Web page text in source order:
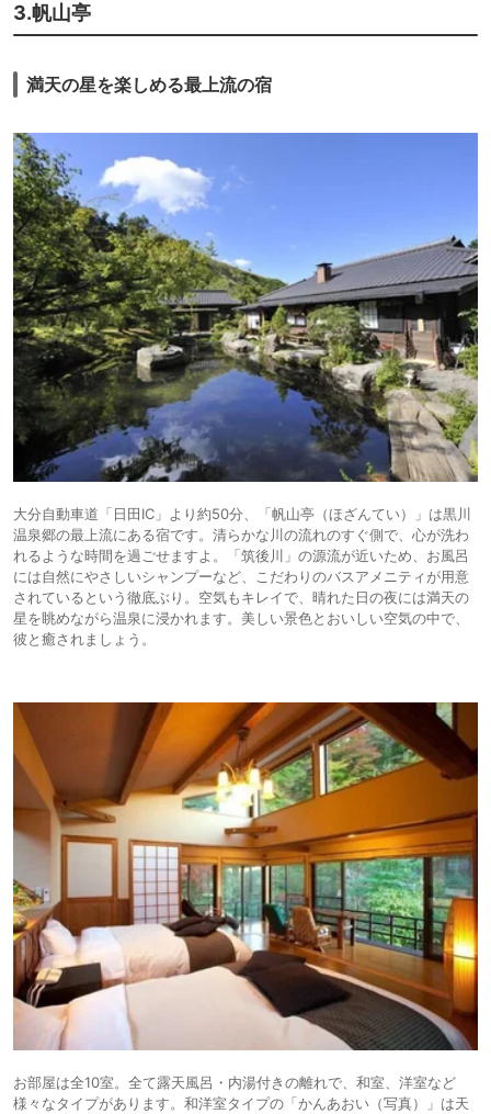
3.帆山亭
満天の星を楽しめる最上流の宿
大分自動車道「日田IC」より約50分、「帆山亭（ほざんてい）」は黒川
温泉郷の最上流にある宿です。清らかな川の流れのすぐ側で、心が洗わ
れるような時間を過ごせますよ。「筑後川」の源流が近いため、お風呂
には自然にやさしいシャンプーなど、こだわりのバスアメニティが用意
されているという徹底ぶり。空気もキレイで、晴れた日の夜には満天の
星を眺めながら温泉に浸かれます。美しい景色とおいしい空気の中で、
彼と癒されましょう。
お部屋は全10室。全て露天風呂・内湯付きの離れで、和室、洋室など
様々なタイプがあります。和洋室タイプの「かんあおい（写真）」は天